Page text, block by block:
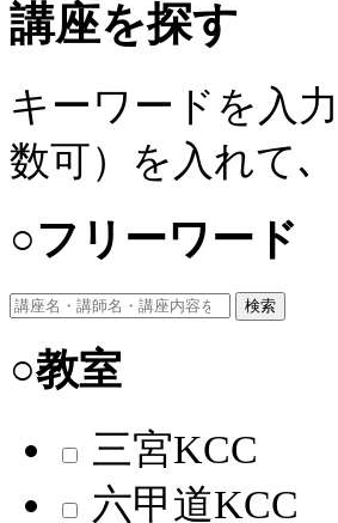
講座を探す
キーワードを入
数可）を入れて､
○フリーワード
検索
○教室
三宮KCC
六甲道KCC